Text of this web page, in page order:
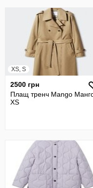
XS, S
2500 грн
Плащ тренч Mango
XS